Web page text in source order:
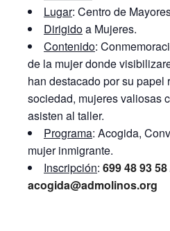
Lugar: Centro de
Dirigidoa Mujeres.
Contenido:
de la mujer donde
han destacado por su papel
sociedad, mujeres valiosas
asisten al taller.
Programa: Acogida,
mujer inmigrante.
Inscripción: 699 48 93 58
acogida@admolinos.org